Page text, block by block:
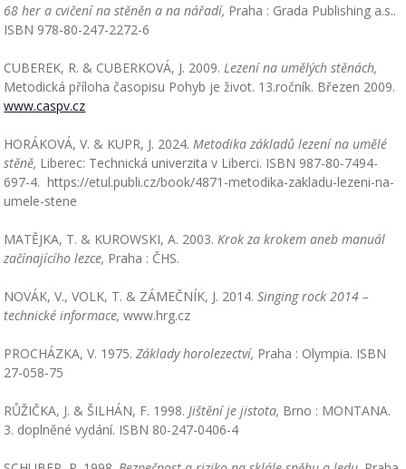
68 her a cvičení na stěněn a na nářadí, Praha : Grada Publishing a.s..
ISBN 978-80-247-2272-6
CUBEREK, R. & CUBERKOVÁ, J. 2009.Lezení na umělých stěnách,
Metodická příloha časopisu Pohyb je život. 13.ročník. Březen 2009.
www.caspv.cz
HORÁKOVÁ, V. & KUPR, J. 2024.Metodika základů lezení na umělé
stěně, Liberec: Technická univerzita v Liberci. ISBN 987-80-7494-
697-4. https://etul.publi.cz/book/4871-metodika-zakladu-lezeni-na-
umele-stene
MATĚJKA, T. & KUROWSKI, A. 2003.Krok za krokem aneb manuál
začínajícího lezce, Praha : ČHS.
NOVÁK, V., VOLK, T. & ZÁMEČNÍK, J. 2014.Singing rock 2014 –
technické informace,www.hrg.cz
PROCHÁZKA, V. 1975.Základy horolezectví, Praha : Olympia. ISBN
27-058-75
RŮŽIČKA, J. & ŠILHÁN, F. 1998.Jištění je jistota, Brno : MONTANA.
3. doplněné vydání. ISBN 80-247-0406-4